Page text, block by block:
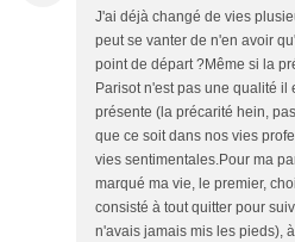
J'ai déjà changé de vies
peut se vanter de n'en avoir
point de départ ?Même si la
Parisot n'est pas une qualité il
présente (la précarité hein,
que ce soit dans nos vies
vies sentimentales.Pour ma
marqué ma vie, le premier,
consisté à tout quitter pour
n'avais jamais mis les pieds),